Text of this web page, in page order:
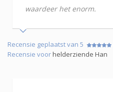
waardeer het enorm.
Recensie geplaatst van 5
Recensie voorhelderziende Han